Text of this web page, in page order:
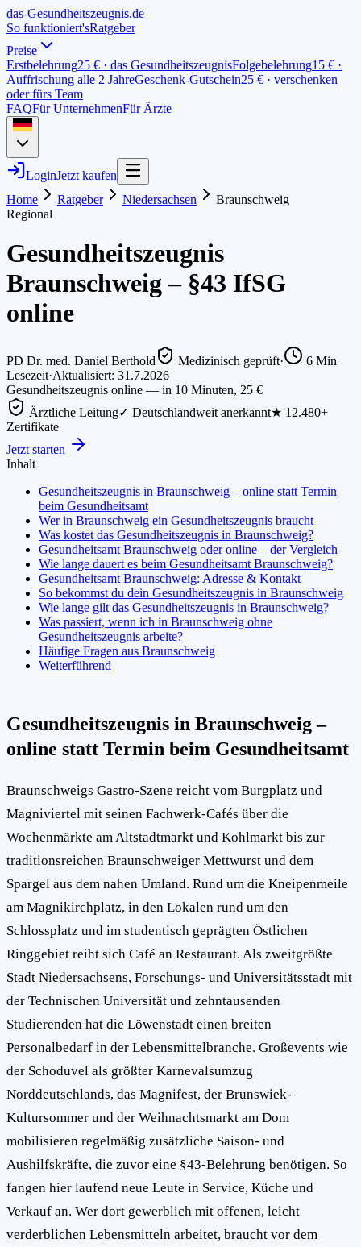
das-Gesundheitszeugnis.de
So funktioniert'sRatgeber
Preise
Erstbelehrung25 € · das GesundheitszeugnisFolgebelehrung15 € ·
Auffrischung alle 2 JahreGeschenk-Gutschein25 € · verschenken
oder fürs Team
FAQFür UnternehmenFür Ärzte
LoginJetzt kaufen
Home
Ratgeber Niedersachsen
Braunschweig
Regional
Gesundheitszeugnis
Braunschweig – §43 IfSG
online
PD Dr. med. Daniel Berthold Medizinisch geprüft· 6 Min
Lesezeit·Aktualisiert: 31.7.2026
Gesundheitszeugnis online — in 10 Minuten, 25 €
Ärztliche Leitung✓ Deutschlandweit anerkannt★ 12.480+
Zertifikate
Jetzt starten
Inhalt
Gesundheitszeugnis in Braunschweig – online statt Termin
beim Gesundheitsamt
Wer in Braunschweig ein Gesundheitszeugnis braucht
Was kostet das Gesundheitszeugnis in Braunschweig?
Gesundheitsamt Braunschweig oder online – der Vergleich
Wie lange dauert es beim Gesundheitsamt Braunschweig?
Gesundheitsamt Braunschweig: Adresse & Kontakt
So bekommst du dein Gesundheitszeugnis in Braunschweig
Wie lange gilt das Gesundheitszeugnis in Braunschweig?
Was passiert, wenn ich in Braunschweig ohne
Gesundheitszeugnis arbeite?
Häufige Fragen aus Braunschweig
Weiterführend
Gesundheitszeugnis in Braunschweig –
online statt Termin beim Gesundheitsamt
Braunschweigs Gastro-Szene reicht vom Burgplatz und
Magniviertel mit seinen Fachwerk-Cafés über die
Wochenmärkte am Altstadtmarkt und Kohlmarkt bis zur
traditionsreichen Braunschweiger Mettwurst und dem
Spargel aus dem nahen Umland. Rund um die Kneipenmeile
am Magnikirchplatz, in den Lokalen rund um den
Schlossplatz und im studentisch geprägten Östlichen
Ringgebiet reiht sich Café an Restaurant. Als zweitgrößte
Stadt Niedersachsens, Forschungs- und Universitätsstadt mit
der Technischen Universität und zehntausenden
Studierenden hat die Löwenstadt einen breiten
Personalbedarf in der Lebensmittelbranche. Großevents wie
der Schoduvel als größter Karnevalsumzug
Norddeutschlands, das Magnifest, der Brunswiek-
Kultursommer und der Weihnachtsmarkt am Dom
mobilisieren regelmäßig zusätzliche Saison- und
Aushilfskräfte, die zuvor eine §43-Belehrung benötigen. So
fangen hier laufend neue Leute in Service, Küche und
Verkauf an. Wer dort gewerblich mit offenen, leicht
verderblichen Lebensmitteln arbeitet, braucht vor dem